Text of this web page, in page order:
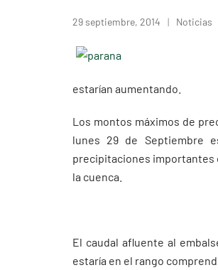
29 septiembre, 2014 Noticias
estarían aumentando.
Los montos máximos de
lunes 29 de Septiembre
precipitaciones importantes
la cuenca.
El caudal afluente al
estaría en el rango